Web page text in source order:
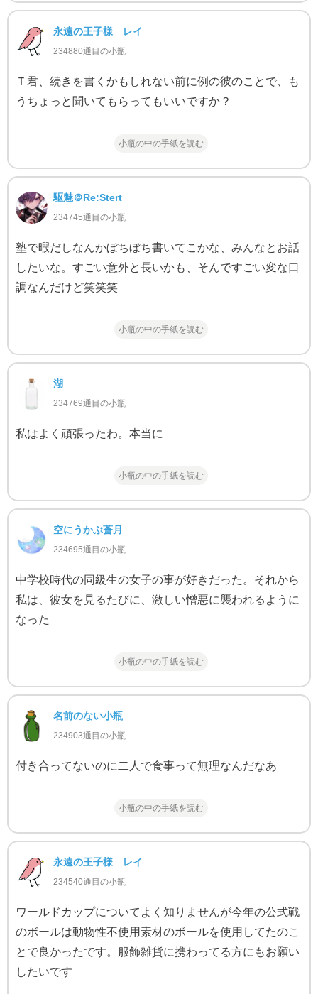
永遠の王子様 レイ
234880通目の小瓶
Ｔ君、続きを書くかもしれない前に例の彼のことで、も
うちょっと聞いてもらってもいいですか？
小瓶の中の手紙を読む
駆魅＠Re:Stert
234745通目の小瓶
塾で暇だしなんかぼちぼち書いてこかな、みんなとお話
したいな。すごい意外と長いかも、そんですごい変な口
調なんだけど笑笑笑
小瓶の中の手紙を読む
湖
234769通目の小瓶
私はよく頑張ったわ。本当に
小瓶の中の手紙を読む
空にうかぶ蒼月
234695通目の小瓶
中学校時代の同級生の女子の事が好きだった。それから
私は、彼女を見るたびに、激しい憎悪に襲われるように
なった
小瓶の中の手紙を読む
名前のない小瓶
234903通目の小瓶
付き合ってないのに二人で食事って無理なんだなあ
小瓶の中の手紙を読む
永遠の王子様 レイ
234540通目の小瓶
ワールドカップについてよく知りませんが今年の公式戦
のボールは動物性不使用素材のボールを使用してたのこ
とで良かったです。服飾雑貨に携わってる方にもお願い
したいです